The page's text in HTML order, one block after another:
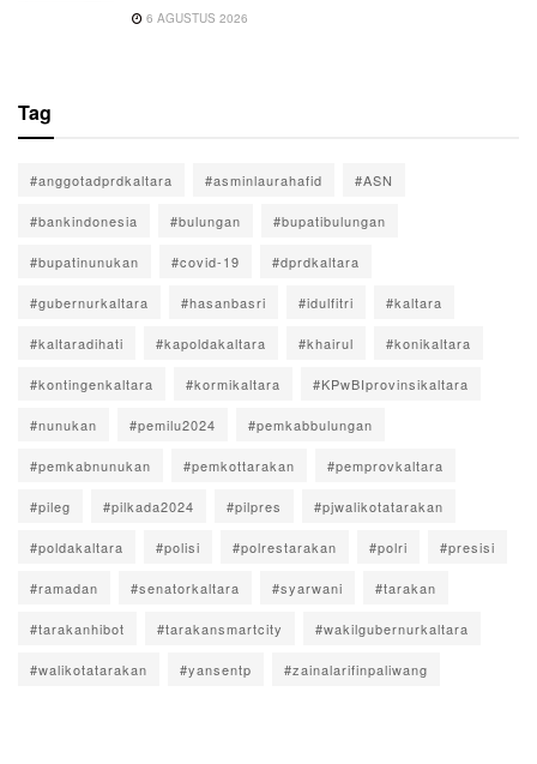
6 AGUSTUS 2026
Tag
#anggotadprdkaltara #asminlaurahafid #ASN
#bankindonesia #bulungan #bupatibulungan
#bupatinunukan #covid-19 #dprdkaltara
#gubernurkaltara #hasanbasri #idulfitri #kaltara
#kaltaradihati #kapoldakaltara #khairul #konikaltara
#kontingenkaltara #kormikaltara #KPwBIprovinsikaltara
#nunukan #pemilu2024 #pemkabbulungan
#pemkabnunukan #pemkottarakan #pemprovkaltara
#pileg #pilkada2024 #pilpres #pjwalikotatarakan
#poldakaltara #polisi #polrestarakan #polri #presisi
#ramadan #senatorkaltara #syarwani #tarakan
#tarakanhibot #tarakansmartcity #wakilgubernurkaltara
#walikotatarakan #yansentp #zainalarifinpaliwang